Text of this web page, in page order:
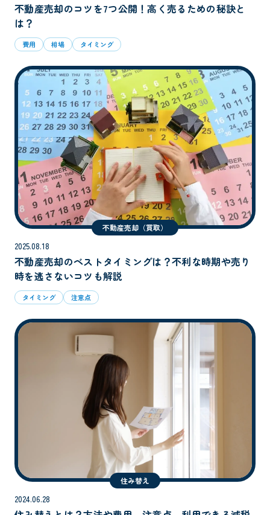
不動産売却のコツを7つ公開！高く売るための秘訣と
は？
費用 相場 タイミング
不動産売却（買取）
2025.08.18
不動産売却のベストタイミングは？不利な時期や売り
時を逃さないコツも解説
タイミング 注意点
住み替え
2024.06.28